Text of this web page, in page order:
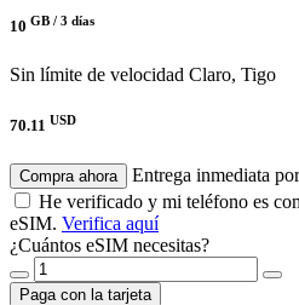
10 GB / 3 días
Sin límite de velocidad Claro, Tigo
70.11 USD
Compra ahora
Entrega inmediata
He verificado y mi teléfono es
eSIM. Verifica aquí
¿Cuántos eSIM necesitas?
Paga con la tarjeta